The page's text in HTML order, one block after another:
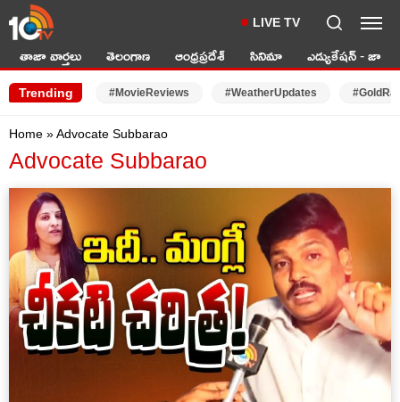
LIVE TV
తాజా వార్తలు తెలంగాణ ఆంధ్రప్రదేశ్ సినిమా ఎడ్యుకేషన్ - జాబ్స్
Trending #MovieReviews #WeatherUpdates
Home »Advocate Subbarao
Advocate Subbarao